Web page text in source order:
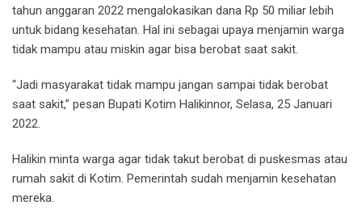
tahun anggaran 2022 mengalokasikan dana Rp 50 miliar lebih
untuk bidang kesehatan. Hal ini sebagai upaya menjamin warga
tidak mampu atau miskin agar bisa berobat saat sakit.
“Jadi masyarakat tidak mampu jangan sampai tidak berobat
saat sakit,” pesan Bupati Kotim Halikinnor, Selasa, 25 Januari
2022.
Halikin minta warga agar tidak takut berobat di puskesmas atau
rumah sakit di Kotim. Pemerintah sudah menjamin kesehatan
mereka.